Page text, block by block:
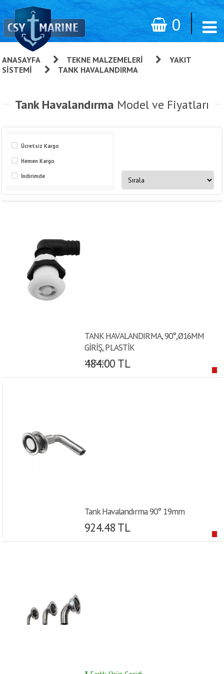
0
ANASAYFA TEKNE MALZEMELERI
YAKIT
SISTEMI
TANK HAVALANDIRMA
Tank Havalandırma Model ve Fiyatları
Ücretsiz Kargo
Hemen Kargo
İndirimde
TANK HAVALANDIRMA, 90°,Ø16MM
GİRİŞ, PLASTİK
*31515*
484.00 TL
Tank Havalandırma 90° 19mm
924.48 TL